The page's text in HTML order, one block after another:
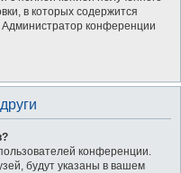
в которых содержится
конференции
конференции.
будут указаны в вашем